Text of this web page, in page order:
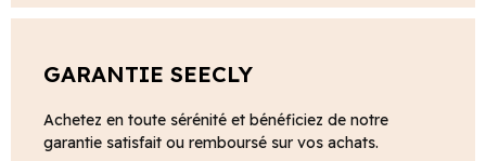
GARANTIE SEECLY
Achetez en toute sérénité et bénéficiez de notre
garantie satisfait ou remboursé sur vos achats.